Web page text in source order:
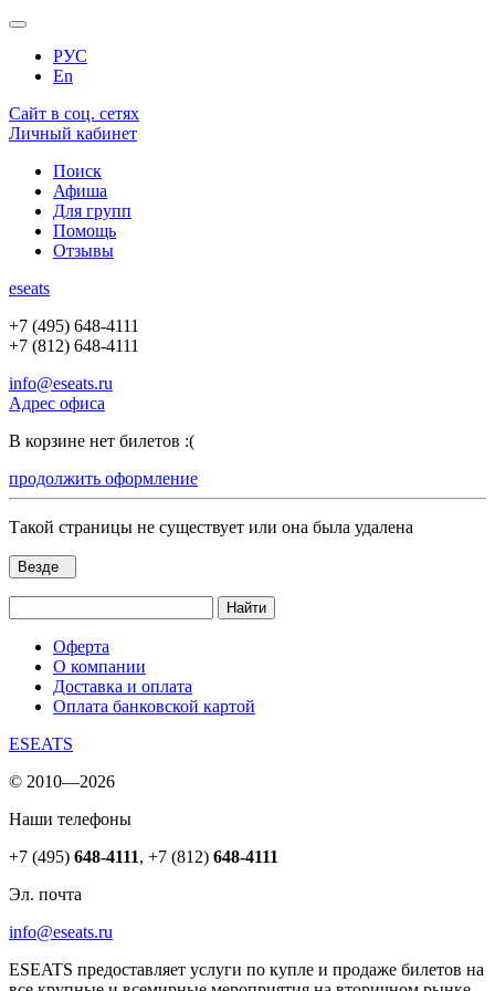
РУС
En
Сайт в соц. сетях
Личный кабинет
Поиск
Афиша
Для групп
Помощь
Отзывы
eseats
+7 (495) 648-4111
+7 (812) 648-4111
info@eseats.ru
Адрес офиса
В корзине нет билетов :(
продолжить оформление
Такой страницы не существует или она была удалена
Везде
Найти
Оферта
О компании
Доставка и оплата
Оплата банковской картой
ESEATS
© 2010—2026
Наши телефоны
+7 (495) 648-4111, +7 (812) 648-4111
Эл. почта
info@eseats.ru
ESEATS предоставляет услуги по купле и продаже билетов на